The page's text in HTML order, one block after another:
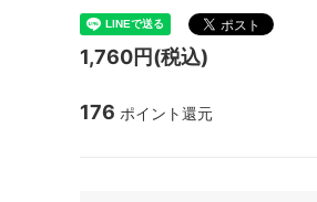
1,760円(税込)
176 ポイント還元